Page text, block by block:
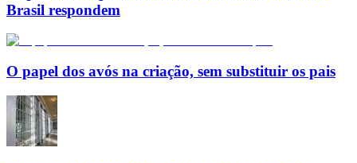
Brasil respondem
O papel dos avós na criação, sem substituir os pais